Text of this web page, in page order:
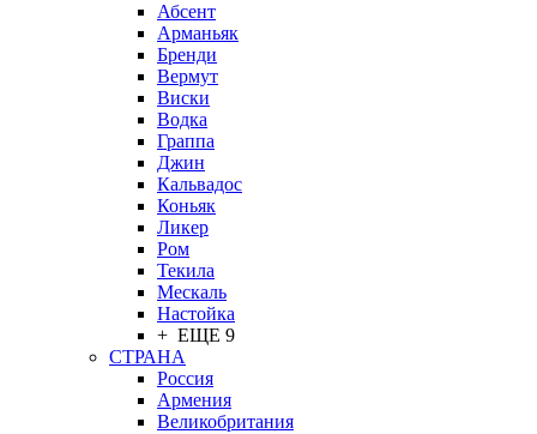
Абсент
Арманьяк
Бренди
Вермут
Виски
Водка
Граппа
Джин
Кальвадос
Коньяк
Ликер
Ром
Текила
Мескаль
Настойка
+ ЕЩЕ 9
СТРАНА
Россия
Армения
Великобритания